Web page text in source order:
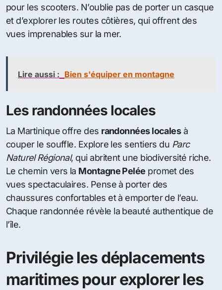
pour les scooters. N’oublie pas de porter un casque
et d’explorer les routes côtières, qui offrent des
vues imprenables sur la mer.
Lire aussi : Bien s'équiper en montagne
Les randonnées locales
La Martinique offre des randonnées localesà
couper le souffle. Explore les sentiers du Parc
Naturel Régional, qui abritent une biodiversité riche.
Le chemin vers la Montagne Pelée promet des
vues spectaculaires. Pense à porter des
chaussures confortables et à emporter de l’eau.
Chaque randonnée révèle la beauté authentique de
l’île.
Privilégie les déplacements
maritimes pour explorer les